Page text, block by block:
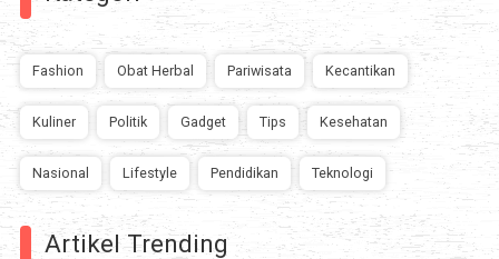
Fashion Obat Herbal Pariwisata Kecantikan
Kuliner Politik Gadget Tips Kesehatan
Nasional Lifestyle Pendidikan Teknologi
Artikel Trending